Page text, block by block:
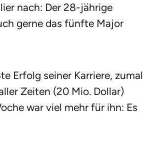
nach: Der 28-jährige
gerne das fünfte Major
Erfolg seiner Karriere, zumal
Zeiten (20 Mio. Dollar)
war viel mehr für ihn: Es